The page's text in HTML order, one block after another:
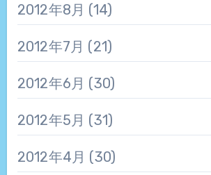
2012年8月 (14)
2012年7月 (21)
2012年6月 (30)
2012年5月 (31)
2012年4月 (30)